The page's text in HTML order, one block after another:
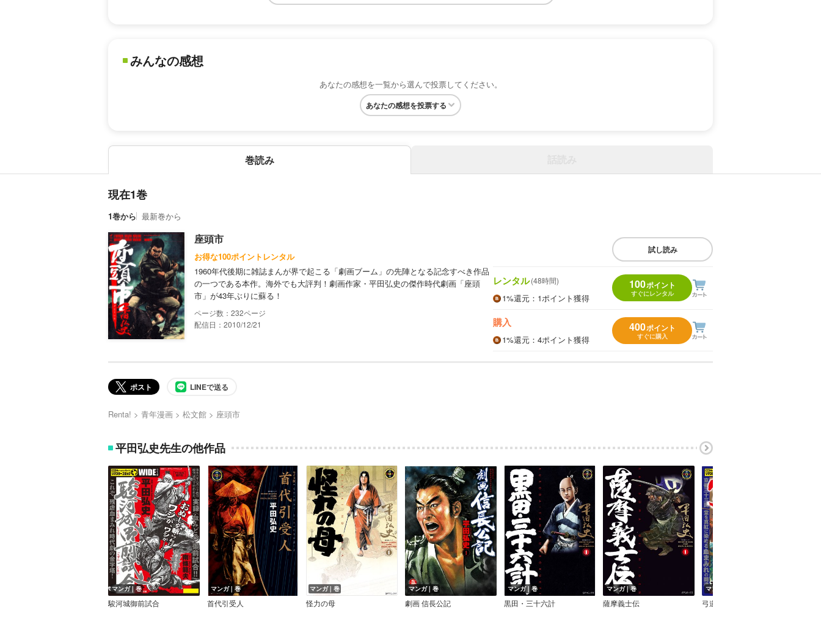
みんなの感想
あなたの感想を一覧から選んで投票してください。
あなたの感想を投票する
巻読み
現在1巻
1巻から 最新巻から
座頭市
お得な100ポイントレンタル
1960年代後期に雑誌まんが界で起こる「劇画ブーム」の先陣となる記念すべき作品
の一つである本作。海外でも大評判！劇画作家・平田弘史の傑作時代劇画「座頭
市」が43年ぶりに蘇る！
232
配信日：2010/12/21
試し読み
レンタル(48時間)
1%還元 ：1ポイント獲得
100ポイント
すぐにレンタル
購入
1%還元 ：4ポイント獲得
400ポイント
すぐに購入
ポスト LINEで送る
Renta! 青年漫画 松文館 座頭市
平田弘史先生の他作品
マンガ｜巻
駿河城御前試合
マンガ｜巻
首代引受人
マンガ｜巻
怪力の母
マンガ｜巻
劇画 信長公記
マンガ｜巻
黒田・三十六計
マンガ｜巻
薩摩義士伝
マンガ｜巻